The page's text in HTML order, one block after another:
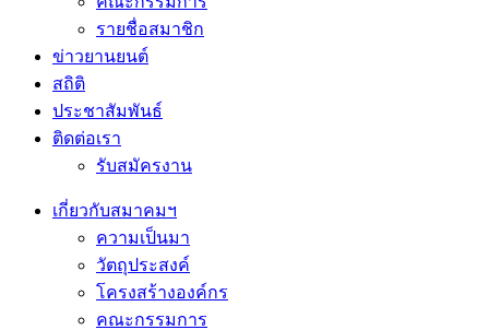
รายชื่อสมาชิก
ข่าวยานยนต์
สถิติ
ประชาสัมพันธ์
ติดต่อเรา
รับสมัครงาน
เกี่ยวกับสมาคมฯ
ความเป็นมา
วัตถุประสงค์
โครงสร้างองค์กร
คณะกรรมการ